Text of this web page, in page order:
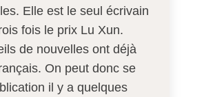
Elle est le seul écrivain
fois le prix Lu Xun.
de nouvelles ont déjà
On peut donc se
il y a quelques